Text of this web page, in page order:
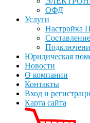
ОФД
Услуги
Настройка
Юридическая
Новости
О компании
Контакты
Вход и
Карта сайта